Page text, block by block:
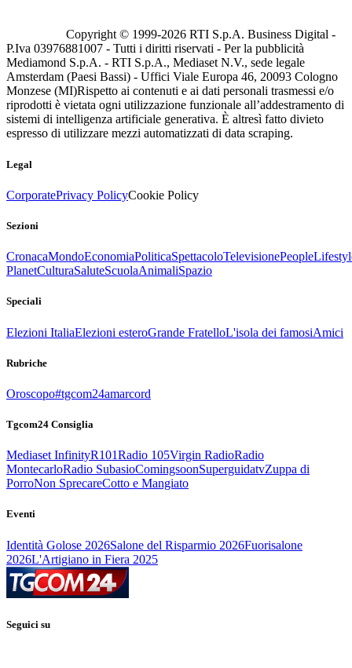
Copyright © 1999-2026 RTI S.p.A. Business Digital -
P.Iva 03976881007 - Tutti i diritti riservati - Per la pubblicità
Mediamond S.p.A. - RTI S.p.A., Mediaset N.V., sede legale
Amsterdam (Paesi Bassi) - Uffici Viale Europa 46, 20093 Cologno
Monzese (MI)Rispetto ai contenuti e ai dati personali trasmessi e/o
riprodotti è vietata ogni utilizzazione funzionale all’addestramento di
sistemi di intelligenza artificiale generativa. È altresì fatto divieto
espresso di utilizzare mezzi automatizzati di data scraping.
Legal
CorporatePrivacy PolicyCookie Policy
Sezioni
CronacaMondoEconomiaPoliticaSpettacoloTelevisionePeople
PlanetCulturaSaluteScuolaAnimaliSpazio
Speciali
Elezioni ItaliaElezioni esteroGrande FratelloL'isola dei famosiAmici
Rubriche
Oroscopo#tgcom24amarcord
Tgcom24 Consiglia
Mediaset InfinityR101Radio 105Virgin RadioRadio
MontecarloRadio SubasioComingsoonSuperguidatvZuppa di
PorroNon SprecareCotto e Mangiato
Eventi
Identità Golose 2026Salone del Risparmio 2026Fuorisalone
2026L'Artigiano in Fiera 2025
Seguici su